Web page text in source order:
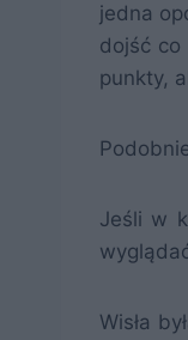
jedna
dojść co
punkty,
Jeśli w
Wisła